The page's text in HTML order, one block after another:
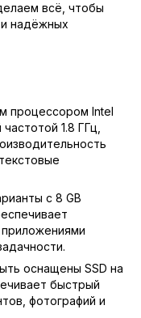
всё, чтобы
и надёжных
процессором Intel
1.8 ГГц,
с 8 GB
оснащены SSD на
быстрый
фотографий и